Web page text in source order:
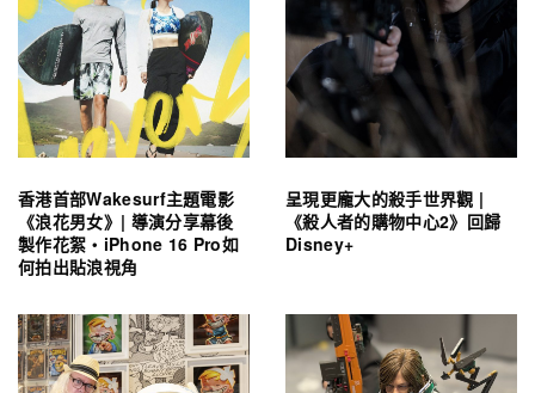
香港首部Wakesurf主題電影
《浪花男女》| 導演分享幕後
製作花絮・iPhone 16 Pro如
何拍出貼浪視角
呈現更龐大的殺手世界觀 |
《殺人者的購物中心2》回歸
Disney+